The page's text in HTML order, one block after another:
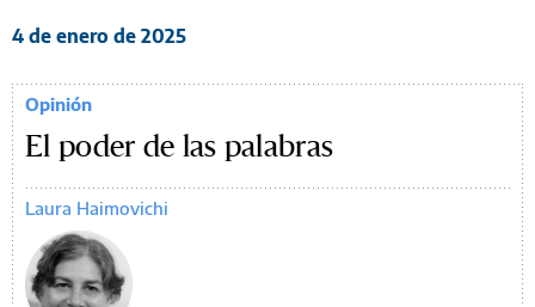
4 de enero de 2025
Opinión
El poder de las palabras
Laura Haimovichi